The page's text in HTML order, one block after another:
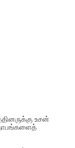
உசன்